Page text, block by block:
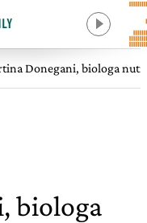
Donegani, biologa
biologa